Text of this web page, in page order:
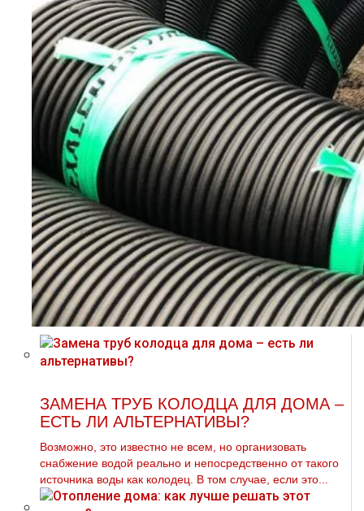
ЗАМЕНА ТРУБ КОЛОДЦА ДЛЯ ДОМА –
ЕСТЬ ЛИ АЛЬТЕРНАТИВЫ?
Возможно, это известно не всем, но организовать
снабжение водой реально и непосредственно от такого
источника воды как колодец. В том случае, если это...